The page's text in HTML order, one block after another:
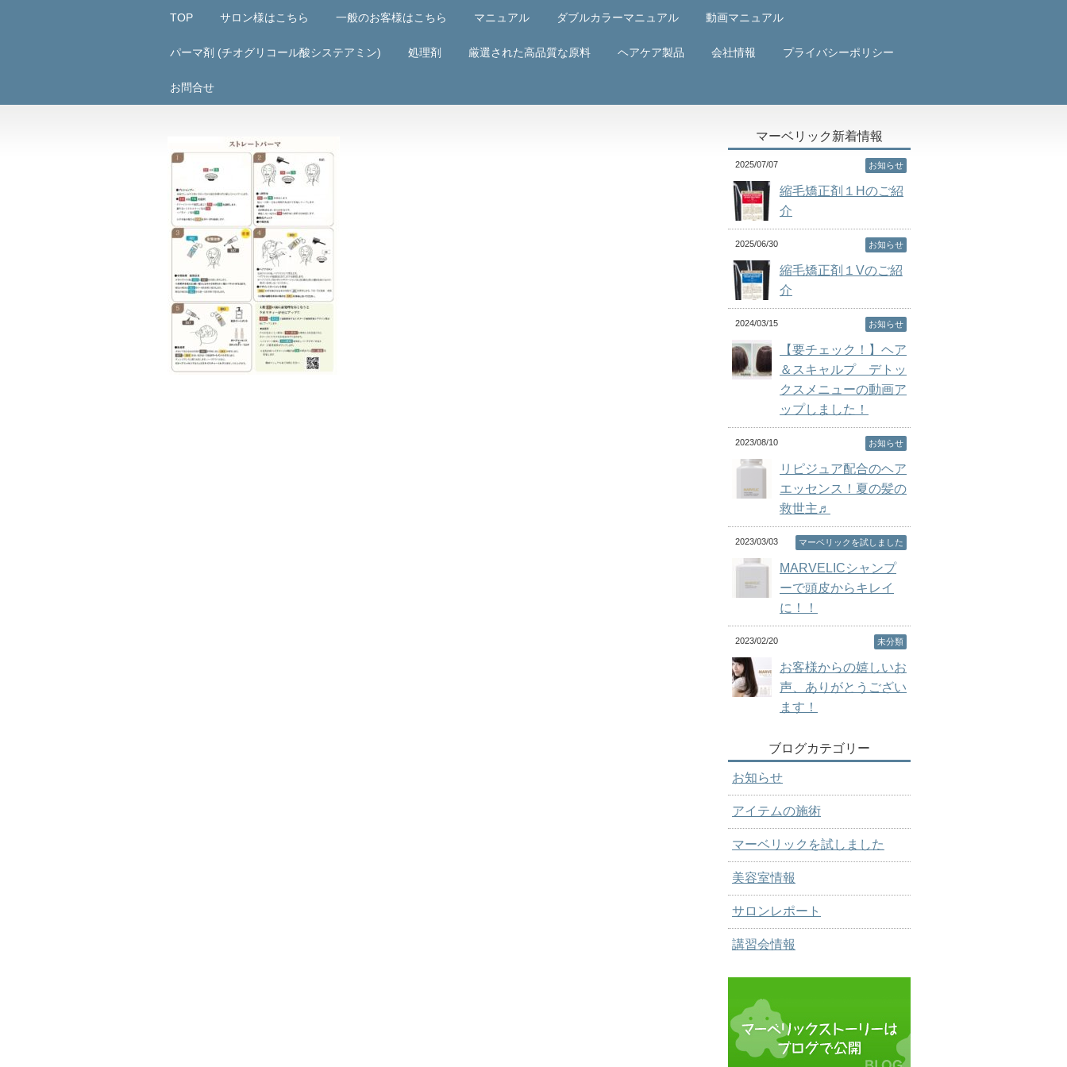
TOP サロン様はこちら 一般のお客様はこちら マニュアル ダブルカラーマニュアル 動画マニュアル
パーマ剤 (チオグリコール酸システアミン) 処理剤 厳選された高品質な原料 ヘアケア製品 会社情報 プライバシーポリシー
お問合せ
マーベリック新着情報
2025/07/07 お知らせ
縮毛矯正剤１Hのご紹
介
2025/06/30 お知らせ
縮毛矯正剤１Vのご紹
介
2024/03/15 お知らせ
【要チェック！】ヘア
＆スキャルプ デトッ
クスメニューの動画ア
ップしました！
2023/08/10 お知らせ
リピジュア配合のヘア
エッセンス！夏の髪の
救世主♬
2023/03/03 マーベリックを試しました
MARVELICシャンプ
ーで頭皮からキレイ
に！！
2023/02/20 未分類
お客様からの嬉しいお
声、ありがとうござい
ます！
ブログカテゴリー
お知らせ
アイテムの施術
マーベリックを試しました
美容室情報
サロンレポート
講習会情報